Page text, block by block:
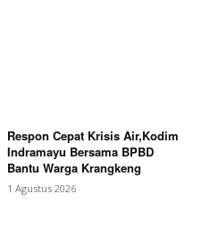
Respon Cepat Krisis Air,Kodim
Indramayu Bersama BPBD
Bantu Warga Krangkeng
1 Agustus 2026